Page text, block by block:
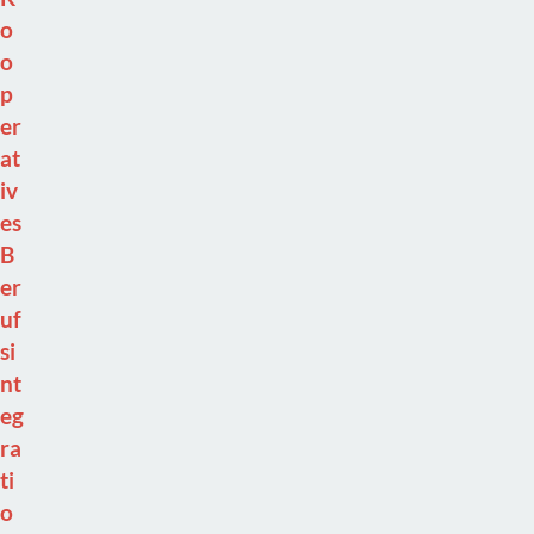
o
o
p
er
at
iv
es
B
er
uf
si
nt
eg
ra
ti
o